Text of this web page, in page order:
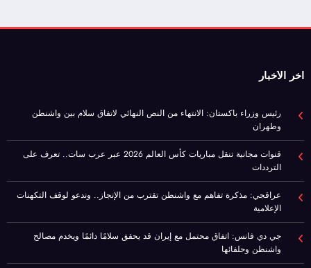
اخر الأخبار
رئيس وزراء باكستان: الانتهاء من النص النهائي لاتفاق سلام بين واشنطن
وطهران
الترددات
عراقجي: مذكرة تفاهم مع واشنطن تقترب من الإنجاز.. وندعو لوقف التكهنات
الإعلامية
جي دي فانس: اتفاق محتمل مع إيران قد يحقق سلامًا دائمًا ويخدم مصالح
واشنطن وحلفائها